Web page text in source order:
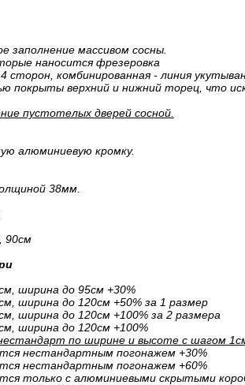
заполнение массивом сосны.
наносится фрезеровка
комбинированная - линия
покрыты верхний и нижний торец, что
пустотелых дверей сосной.
алюминиевую кромку.
38мм.
90см
ширина до 95см +30%
ширина до 120см +50% за 1 размер
ширина до 120см +100% за 2 размера
ширина до 120см +100%
по ширине и высоте с шагом
нестандартным погонажем +30%
нестандартным погонажем +60%
только с алюминиевыми скрытыми